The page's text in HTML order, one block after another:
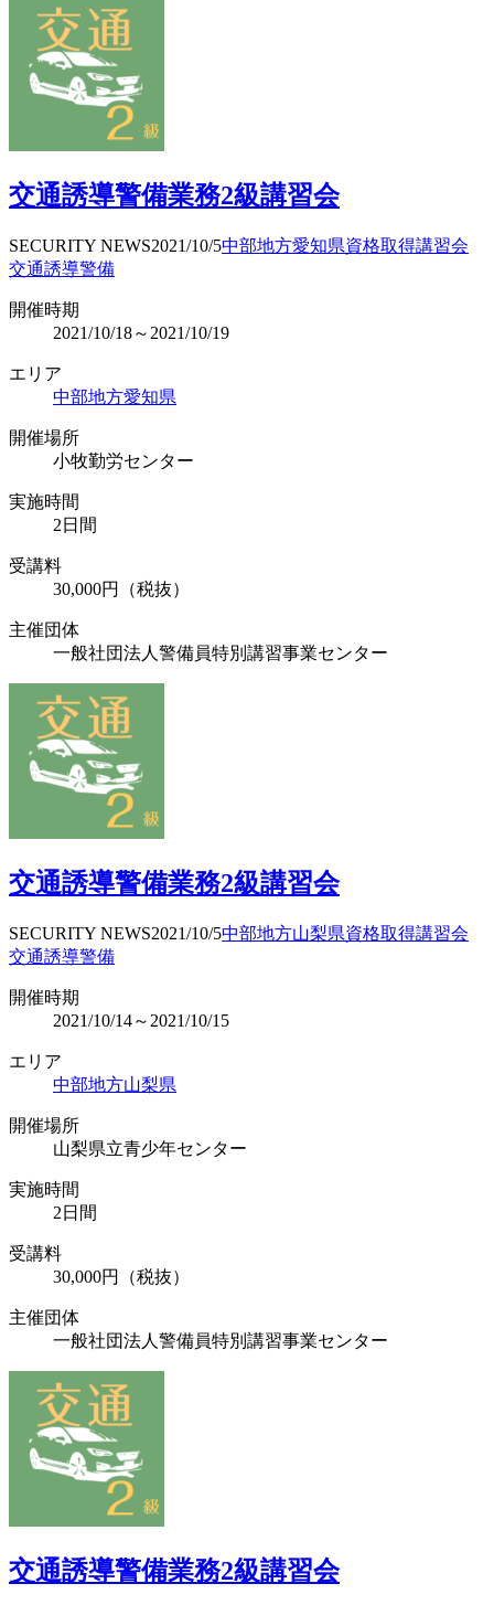
交通誘導警備業務2級講習会
SECURITY NEWS2021/10/5中部地方愛知県資格取得講習会
交通誘導警備
開催時期
2021/10/18～2021/10/19
エリア
中部地方愛知県
開催場所
小牧勤労センター
実施時間
2日間
受講料
30,000円（税抜）
主催団体
一般社団法人警備員特別講習事業センター
交通誘導警備業務2級講習会
SECURITY NEWS2021/10/5中部地方山梨県資格取得講習会
交通誘導警備
開催時期
2021/10/14～2021/10/15
エリア
中部地方山梨県
開催場所
山梨県立青少年センター
実施時間
2日間
受講料
30,000円（税抜）
主催団体
一般社団法人警備員特別講習事業センター
交通誘導警備業務2級講習会